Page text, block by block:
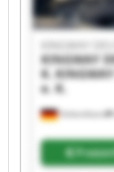
Hohenthann
KINGWAY
K.
e. K.